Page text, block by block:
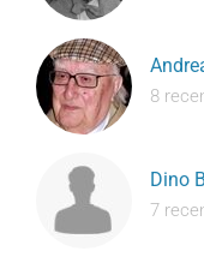
8
Dino
7